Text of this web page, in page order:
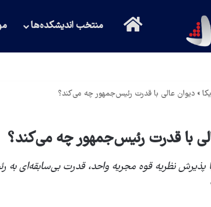
خانه منتخب اندیشکده‌ها
» دیوان عالی با قدرت رئیس‌جمهور چه می‌کند؟
با قدرت رئیس‌جمهور چه می‌کند؟
پذیرش نظریه قوه مجریه واحد، قدرت بی‌سابقه‌ای به